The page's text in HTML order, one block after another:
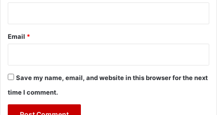
Email *
Save my name, email, and website in this browser for the next
time I comment.